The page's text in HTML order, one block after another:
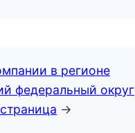
в регионе
федеральный округ
→